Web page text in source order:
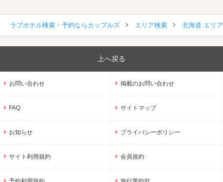
ラブホテル検索・予約ならカップルズ エリア検索 北海道 エリ
上へ戻る
お問い合わせ 掲載のお問い合わせ
FAQ サイトマップ
お知らせ プライバシーポリシー
サイト利用規約 会員規約